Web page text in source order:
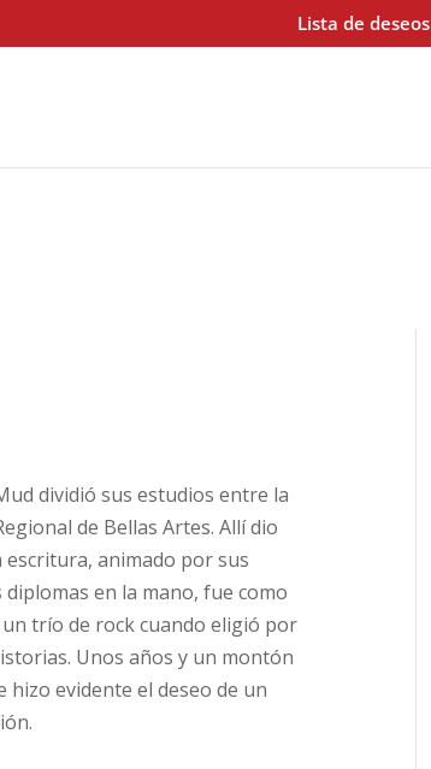
Lista de deseos
dividió sus estudios entre la
de Bellas Artes. Allí dio
animado por sus
en la mano, fue como
trío de rock cuando eligió por
Unos años y un montón
hizo evidente el deseo de un